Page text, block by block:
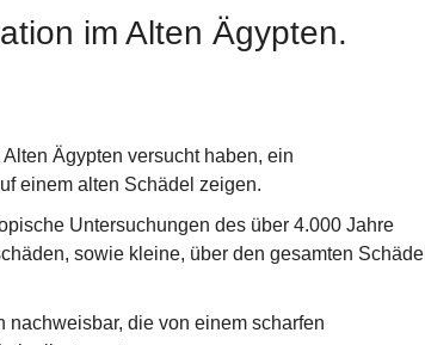
im Alten Ägypten.
Ägypten versucht haben, ein
einem alten Schädel zeigen.
Untersuchungen des über 4.000 Jahre
sowie kleine, über den gesamten Schädel
die von einem scharfen